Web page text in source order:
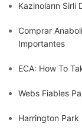
Kazinoların Sirli
Comprar
Importantes
ECA: How To
Webs Fiables
Harrington Park